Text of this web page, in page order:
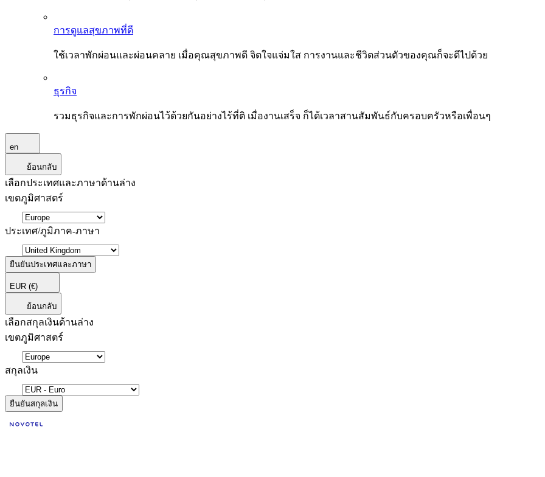
การดูแลสุขภาพที่ดี
ใช้เวลาพักผ่อนและผ่อนคลาย เมื่อคุณสุขภาพดี จิตใจแจ่มใส การงานและชีวิตส่วนตัวของคุณก็จะดีไปด้วย
ธุรกิจ
รวมธุรกิจและการพักผ่อนไว้ด้วยกันอย่างไร้ที่ติ เมื่องานเสร็จ ก็ได้เวลาสานสัมพันธ์กับครอบครัวหรือเพื่อนๆ
en
ย้อนกลับ
เลือกประเทศและภาษาด้านล่าง
เขตภูมิศาสตร์
ประเทศ/ภูมิภาค-ภาษา
ยืนยันประเทศและภาษา
EUR (€)
ย้อนกลับ
เลือกสกุลเงินด้านล่าง
เขตภูมิศาสตร์
สกุลเงิน
ยืนยันสกุลเงิน